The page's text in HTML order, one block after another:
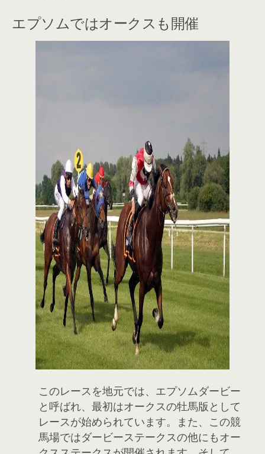
エプソムではオークスも開催
このレースを地元では、エプソムダービー
と呼ばれ、最初はオークスの牡馬版として
レースが始められています。また、この競
馬場ではダービーステークスの他にもオー